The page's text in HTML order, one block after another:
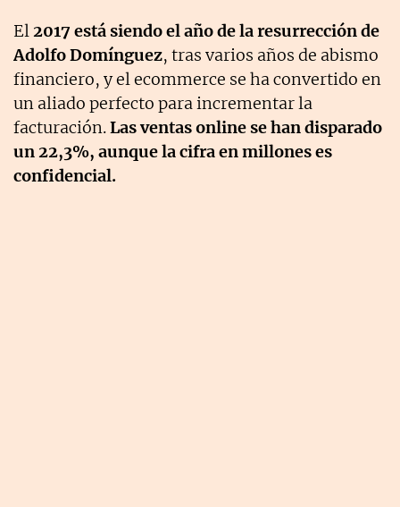
El2017 está siendo el año de la resurrección de
Adolfo Domínguez, tras varios años de abismo
financiero, y el ecommerce se ha convertido en
un aliado perfecto para incrementar la
facturación.Las ventas online se han disparado
un 22,3%, aunque la cifra en millones es
confidencial.